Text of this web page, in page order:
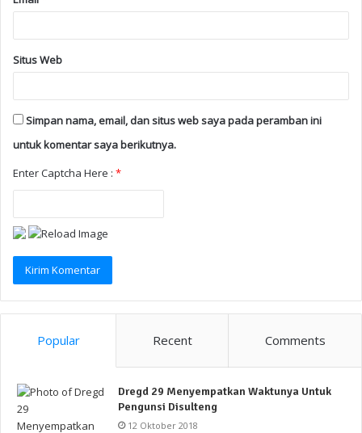
Situs Web
Simpan nama, email, dan situs web saya pada peramban ini
untuk komentar saya berikutnya.
Enter Captcha Here : *
Popular Recent Comments
Dregd 29 Menyempatkan Waktunya Untuk
Pengunsi Disulteng
12 Oktober 2018